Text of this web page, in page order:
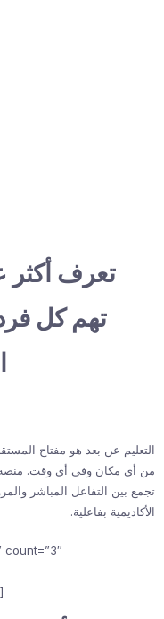
تعرف أكثر
تهم كل
التعليم عن بعد هو مفتاح
من أي مكان وفي أي وقت. منصة
تجمع بين التفاعل المباشر
الأكاديمية بفاعلية.
count=”3″